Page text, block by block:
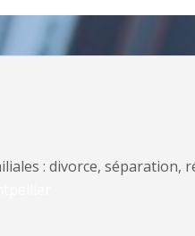
: divorce, séparation,